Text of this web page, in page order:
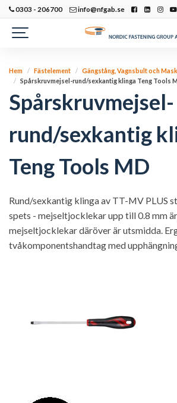
0303 - 206700 info@nfgab.se
Hem Fästelement Gängstång, Vagnsbult och
Spårskruvmejsel-rund/sexkantig klinga Teng Tools
Spårskruvmejsel-
rund/sexkantig
Teng Tools MD
Rund/sexkantig klinga av TT-MV PLUS
spets - mejseltjocklekar upp till 0.8 mm
mejseltjocklekar däröver är utsmidda.
tvåkomponentshandtag med